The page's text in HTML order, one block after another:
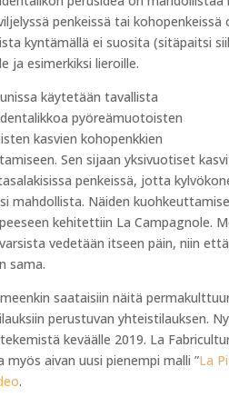
penkeissä tai
kyntämällä ei suosita (sitäpaitsi
ja esimerkiksi lieroille.
käytetään tavallista
pyöreämuotoisten
kasvien kohopenkkien
Sen sijaan yksivuotiset
penkeissä, jotta
mahdollista. Näiden
kehitettiin La Campagnole.
vedetään itseen päin, niin
sama.
saataisiin näitä
perustuvan yhteistilauksen.
keväälle 2019. La
myös aivan uusi pienempi malli ”La
.